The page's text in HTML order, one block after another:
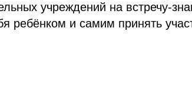
учреждений на встречу-
ребёнком и самим принять